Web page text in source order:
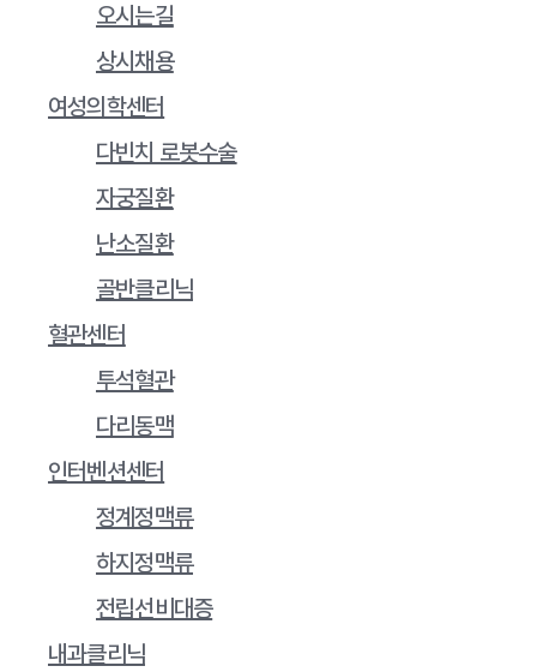
오시는길
상시채용
여성의학센터
다빈치 로봇수술
자궁질환
난소질환
골반클리닉
혈관센터
투석혈관
다리동맥
인터벤션센터
정계정맥류
하지정맥류
전립선비대증
내과클리닉